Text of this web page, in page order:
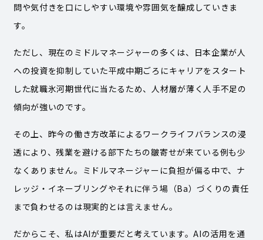
問や気付きを口にしやすい環境や雰囲気を醸成していきま
す。
ただし、現在のミドルマネージャーの多くは、日本企業が人
への投資を抑制していた平成中期ごろにキャリアをスタート
した就職氷河期世代に当たるため、人材層が薄く人手不足の
傾向が強いのです。
その上、昨今の働き方改革によるワークライフバランスの浸
透により、残業を避ける部下たちの皺寄せが来ている例も少
なくありません。ミドルマネージャーに負担が偏る中で、ナ
レッジ・イネーブリングやそれに伴う場（Ba）づくりの責任
まで負わせるのは現実的とは言えません。
だからこそ、私はAIが重要だと考えています。AIの活用を通